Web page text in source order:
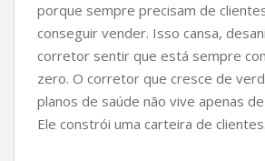
porque sempre precisam de
conseguir vender. Isso cansa,
corretor sentir que está sempre
zero. O corretor que cresce de
planos de saúde não vive apenas
Ele constrói uma carteira de